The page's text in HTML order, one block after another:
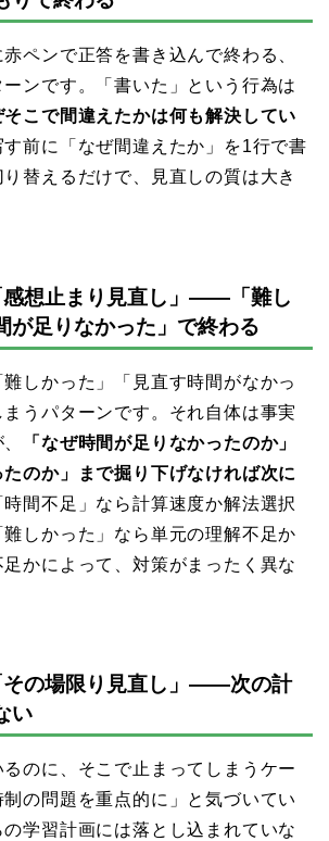
ペンで正答を書き込んで終わる、
ンです。「書いた」という行為は
そこで間違えたかは何も解決してい
す前に「なぜ間違えたか」を1行で書
替えるだけで、見直しの質は大き
感想止まり見直し」——「難し
が足りなかった」で終わる
しかった」「見直す時間がなかっ
うパターンです。それ自体は事実
「なぜ時間が足りなかったのか」
たのか」まで掘り下げなければ次に
時間不足」なら計算速度か解法選択
しかった」なら単元の理解不足か
かによって、対策がまったく異な
その場限り見直し」——次の計
い
のに、そこで止まってしまうケー
の問題を重点的に」と気づいてい
学習計画には落とし込まれていな